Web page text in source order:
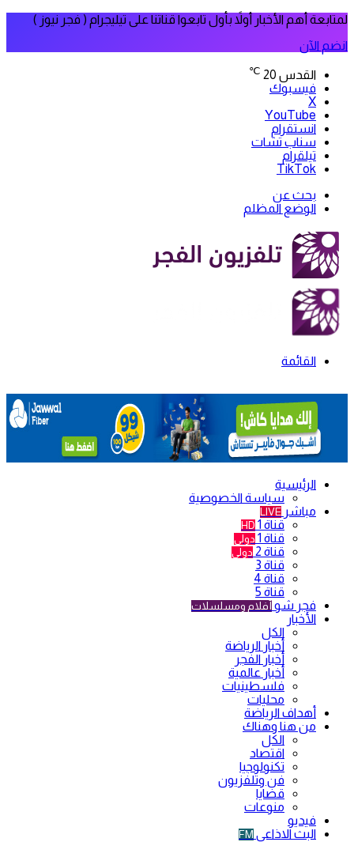
لمتابعة أهم الأخبار أولاً بأول تابعوا قناتنا على تيليجرام ( فجر نيوز )
انضم الآن
القدس 20
℃
فيسبوك
‫X
‫YouTube
انستقرام
سناب تشات
تيلقرام
‫TikTok
بحث عن
الوضع المظلم
القائمة
الرئيسية
سياسة الخصوصية
مباشر LIVE
قناة 1 HD
قناة 1 دولي
قناة 2 دولي
قناة 3
قناة 4
قناة 5
فجر شو أفلام ومسلسلات
الأخبار
الكل
أخبار الرياضة
أخبار الفجر
أخبار عالمية
فلسطينيات
محليات
أهداف الرياضة
من هنا وهناك
الكل
اقتصاد
تكنولوجيا
فن وتلفزيون
قضايا
منوعات
فيديو
البث الاذاعي FM